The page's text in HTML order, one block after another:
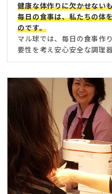
健康な体作りに欠かせない
毎日の食事は、私たちの体
のです。
マル球では、毎日の食事作
要性を考え安心安全な調理